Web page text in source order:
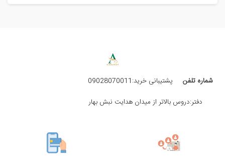
شماره تلفن
پشتیبانی خرید:09028070011
دفتر:دروس بالاتر از میدان هدایت نبش بهار